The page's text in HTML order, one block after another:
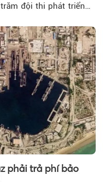
đội thi phát triển
phải trả phí bảo